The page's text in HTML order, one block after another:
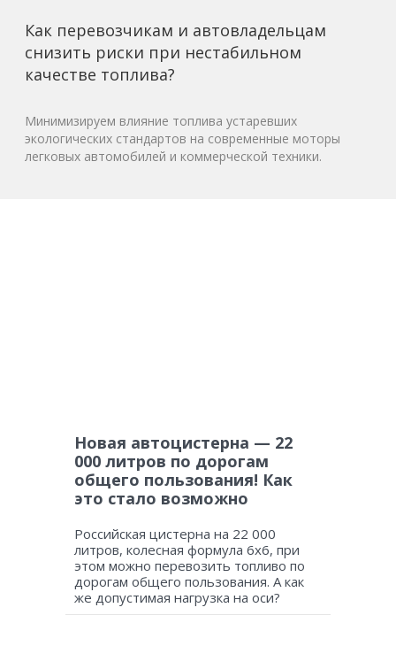
Как перевозчикам и автовладельцам
снизить риски при нестабильном
качестве топлива?
Минимизируем влияние топлива устаревших
экологических стандартов на современные моторы
легковых автомобилей и коммерческой техники.
Новая автоцистерна — 22
000 литров по дорогам
общего пользования! Как
это стало возможно
Российская цистерна на 22 000
литров, колесная формула 6х6, при
этом можно перевозить топливо по
дорогам общего пользования. А как
же допустимая нагрузка на оси?